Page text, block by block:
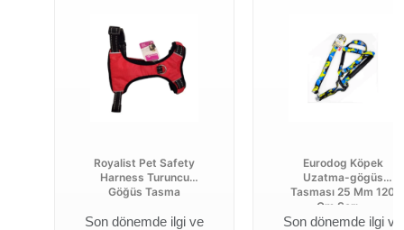
Royalist Pet Safety
Harness Turuncu
Göğüs Tasma
Son dönemde ilgi ve
Eurodog Köpek
Uzatma-gögüs
Tasması 25 Mm 120
Cm Sarı ...
Son dönemde ilgi ve